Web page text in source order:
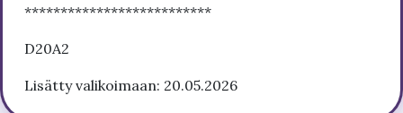
**************************
D20A2
Lisätty valikoimaan: 20.05.2026